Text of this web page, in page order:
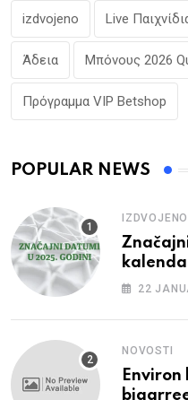
izdvojeno Live
Άδεια Μπόνους 2026
Πρόγραμμα VIP Betshop
POPULAR NEWS
IZDVOJENO
22
NOVOSTI